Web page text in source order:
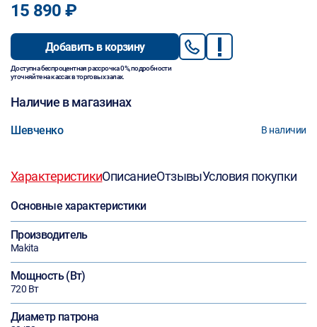
15 890 ₽
Добавить в корзину
Доступна беспроцентная рассрочка 0%, подробности
уточняйте на кассах в торговых залах.
Наличие в магазинах
Шевченко В наличии
ХарактеристикиОписаниеОтзывыУсловия покупки
Основные характеристики
Производитель
Makita
Мощность (Вт)
720 Вт
Диаметр патрона